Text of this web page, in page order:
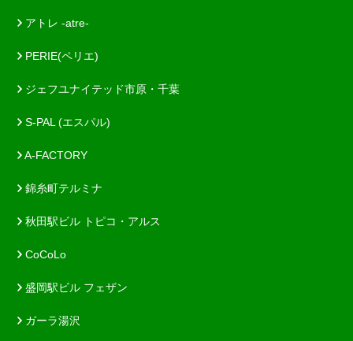
アトレ -atre-
PERIE(ペリエ)
ジェフユナイテッド市原・千葉
S-PAL (エスパル)
A-FACTORY
錦糸町テルミナ
秋田駅ビル トピコ・アルス
CoCoLo
盛岡駅ビル フェザン
ガーラ湯沢